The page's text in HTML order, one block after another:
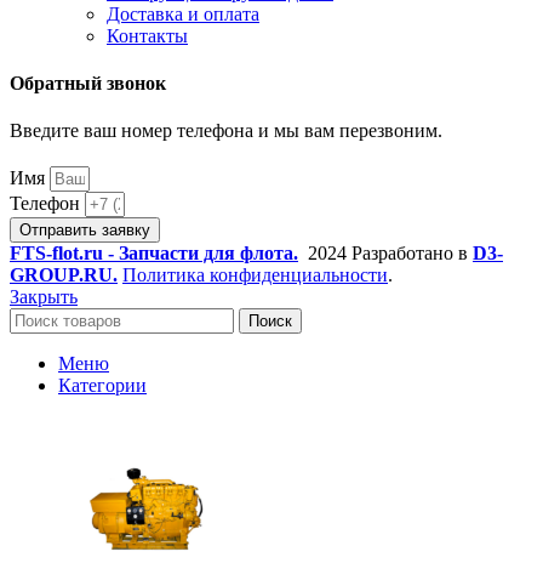
Доставка и оплата
Контакты
Обратный звонок
Введите ваш номер телефона и мы вам перезвоним.
Имя
Телефон
Отправить заявку
FTS-flot.ru - Запчасти для флота. 2024 Разработано в D3-
GROUP.RU. Политика конфиденциальности.
Закрыть
Поиск
Меню
Категории